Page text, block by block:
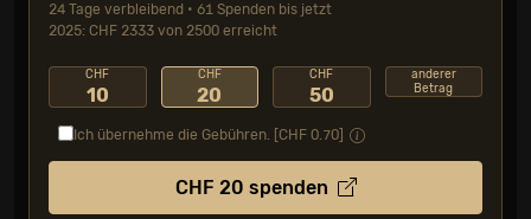
24 Tage verbleibend • 61 Spenden bis jetzt
2025: CHF 2333 von 2500 erreicht
CHF
10
CHF
20
CHF
50
anderer
Betrag
Ich übernehme die Gebühren. [CHF 0.70
CHF 20 spenden